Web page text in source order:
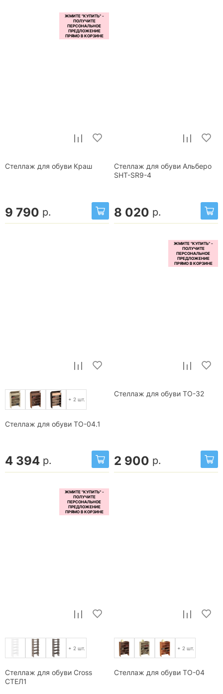
Стеллаж для обуви Краш
9 790 р.
Стеллаж для обуви Альберо
SHT-SR9-4
8 020 р.
+ 2 шт.
Стеллаж для обуви ТО-04.1
4 394 р.
Стеллаж для обуви ТО-32
2 900 р.
+ 2 шт.
Стеллаж для обуви Cross
СТЕЛ1
+ 2 шт.
Стеллаж для обуви ТО-04